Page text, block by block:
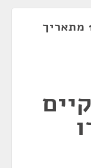
ישיבת ועדה של הכנסת ה-12 מתאריך